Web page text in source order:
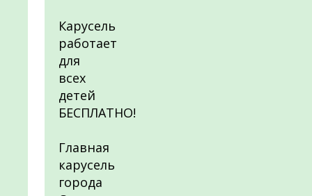
Карусель
работает
для
всех
детей
БЕСПЛАТНО!
Главная
карусель
города